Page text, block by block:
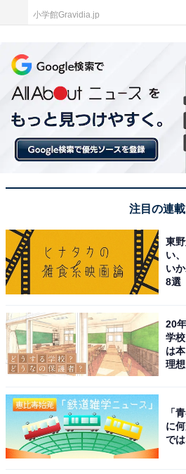
賊船」などの乗り物が初登場す
ミューズメントパークのような
という。
2017年の会場イメージ図（画像提供：横浜赤
ュジュースも
特設テント内では、ドイツ楽団「
キーズ ババリア）」が演奏を披
小学館Gravidia.jp
注目の連載
東
い
い
8選
20
学
は
理
「
に
で